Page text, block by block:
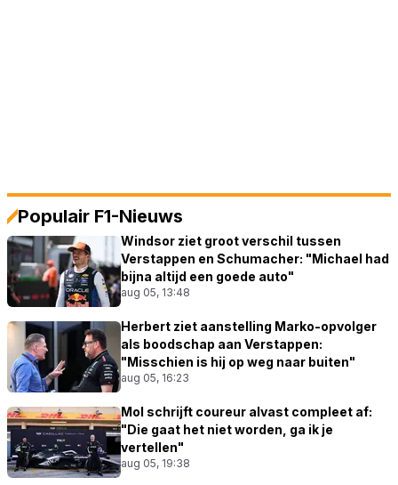
Populair F1-Nieuws
Windsor ziet groot verschil tussen
Verstappen en Schumacher: "Michael had
bijna altijd een goede auto"
aug 05, 13:48
Herbert ziet aanstelling Marko-opvolger
als boodschap aan Verstappen:
"Misschien is hij op weg naar buiten"
aug 05, 16:23
Mol schrijft coureur alvast compleet af:
"Die gaat het niet worden, ga ik je
vertellen"
aug 05, 19:38